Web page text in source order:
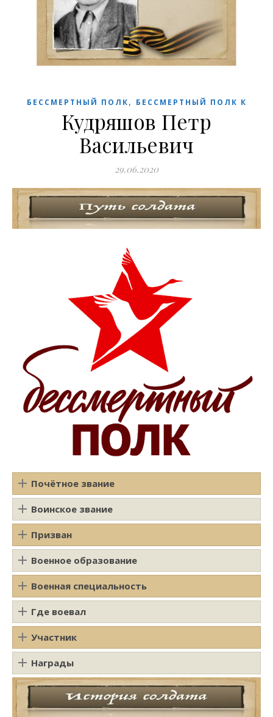
БЕССМЕРТНЫЙ ПОЛК, БЕССМЕРТНЫЙ ПОЛК К
Кудряшов Петр
Васильевич
29.06.2020
Почётное звание
Воинское звание
Призван
Военное образование
Военная специальность
Где воевал
Участник
Награды